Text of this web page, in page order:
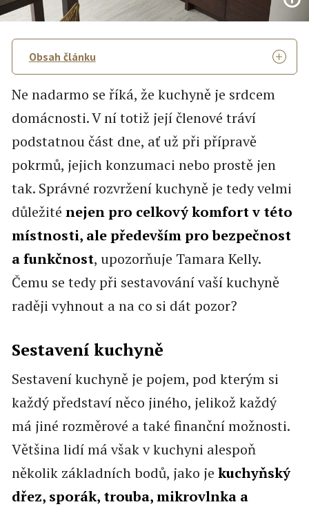
Obsah článku
Ne nadarmo se říká, že kuchyně je srdcem
domácnosti. V ní totiž její členové tráví
podstatnou část dne, ať už při přípravě
pokrmů, jejich konzumaci nebo prostě jen
tak. Správné rozvržení kuchyně je tedy velmi
důležité nejen pro celkový komfort v této
místnosti, ale především pro bezpečnost
a funkčnost, upozorňuje Tamara Kelly.
Čemu se tedy při sestavování vaší kuchyně
raději vyhnout a na co si dát pozor?
Sestavení kuchyně
Sestavení kuchyně je pojem, pod kterým si
každý představí něco jiného, jelikož každý
má jiné rozměrové a také finanční možnosti.
Většina lidí má však v kuchyni alespoň
několik základních bodů, jako je kuchyňský
dřez, sporák, trouba, mikrovlnka a